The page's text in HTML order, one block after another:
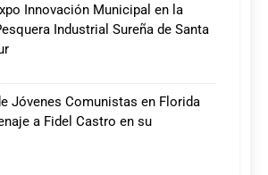
Innovación Municipal en la
Industrial Sureña de Santa
Jóvenes Comunistas en Florida
a Fidel Castro en su